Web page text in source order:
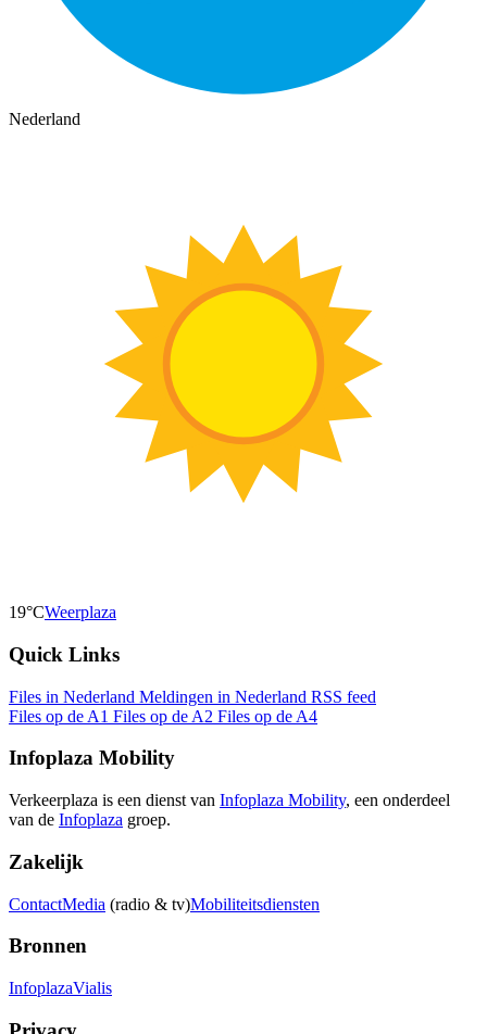
Nederland
19°CWeerplaza
Quick Links
Files in Nederland Meldingen in Nederland RSS feed
Files op de A1 Files op de A2 Files op de A4
Infoplaza Mobility
Verkeerplaza is een dienst van Infoplaza Mobility, een onderdeel
van de Infoplaza groep.
Zakelijk
ContactMedia (radio & tv)Mobiliteitsdiensten
Bronnen
InfoplazaVialis